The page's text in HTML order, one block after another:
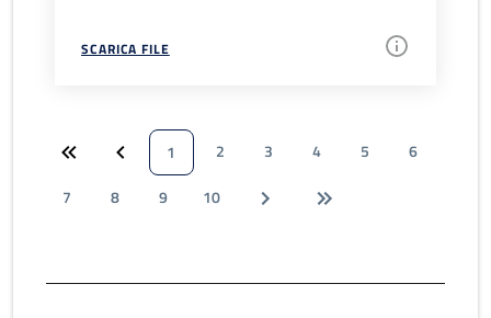
SCARICA FILE
1 2 3 4 5
6
7
8 9 10